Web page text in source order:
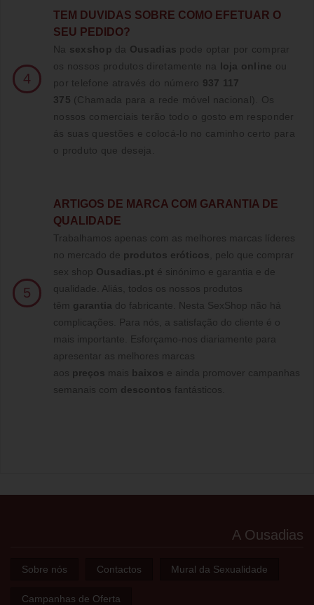
4
TE M DUVIDAS SOBRE COMO EFETUAR O
SEU PEDIDO?
Na sexshop da Ousadias pode optar por comprar
os nossos produtos diretamente na loja online ou
por telefone através do número 937 117
375 (Chamada para a rede móvel nacional)
. Os
nossos comerciais terão todo o gosto em responder
ás suas questões e colocá-lo no caminho certo para
o produto que deseja.
5
ARTIGOS DE MARCA COM GARANTIA DE
QUALIDADE
Trabalhamos apenas com as melhores marcas líderes
no mercado de produtos eróticos , pelo que comprar
sex shop Ousadias.pt é sinónimo e garantia e de
qualidade. Aliás, todos os nossos produtos
têm garantia do fabricante. Nesta SexShop não há
complicações. Para nós, a satisfação do cliente é o
mais importante. Esforçamo-nos diariamente para
apresentar as melhores marcas
aos preços mais baixos e ainda promover campanhas
semanais com descontos fantásticos.
A Ousadias
Sobre nós Contactos Mural da Sexualidade
Campanhas de Oferta